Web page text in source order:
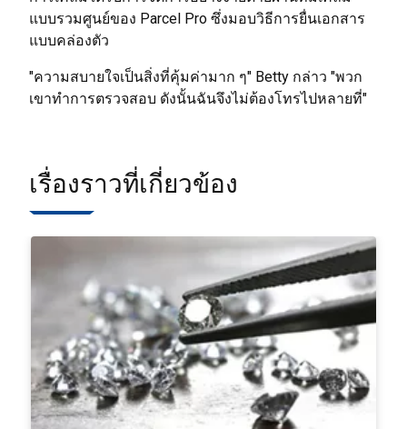
แบบรวมศูนย์ของ Parcel Pro ซึ่งมอบวิธีการยื่นเอกสาร
แบบคล่องตัว
"ความสบายใจเป็นสิ่งที่คุ้มค่ามาก ๆ" Betty กล่าว "พวก
เขาทำการตรวจสอบ ดังนั้นฉันจึงไม่ต้องโทรไปหลายที่"
เรื่องราวที่เกี่ยวข้อง